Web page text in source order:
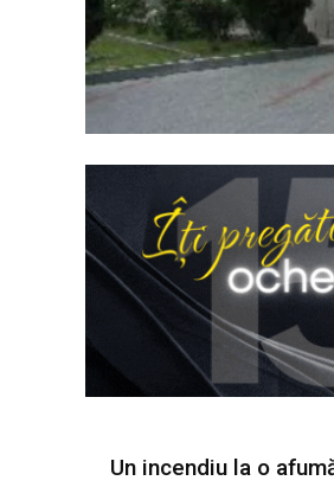
Un incendiu la o